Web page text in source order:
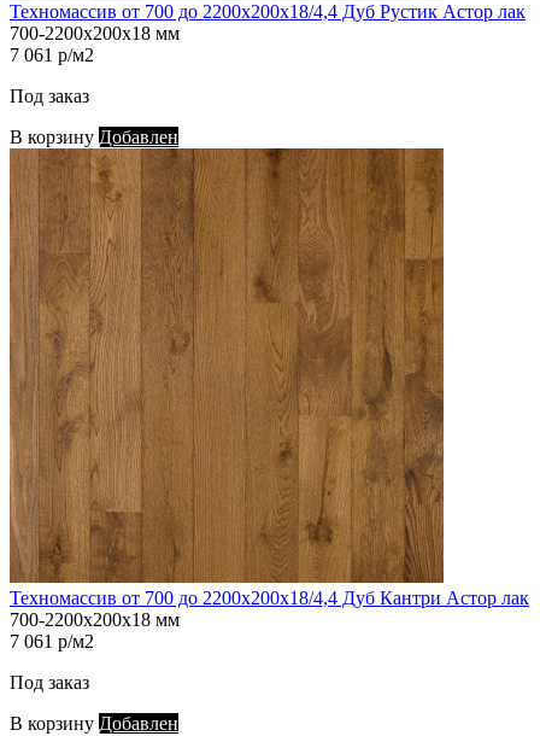
Техномассив от 700 до 2200х200х18/4,4 Дуб Рустик Астор лак
700-2200х200х18 мм
7 061 р/м2
Под заказ
В корзину Добавлен
Техномассив от 700 до 2200х200х18/4,4 Дуб Кантри Астор лак
700-2200х200х18 мм
7 061 р/м2
Под заказ
В корзину Добавлен